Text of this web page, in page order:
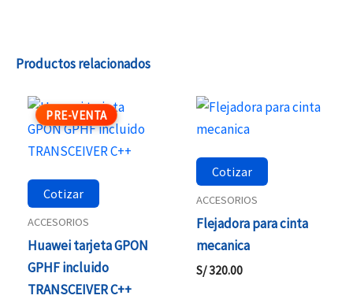
Productos relacionados
PRE-VENTA
Cotizar
ACCESORIOS
Huawei tarjeta GPON
GPHF incluido
TRANSCEIVER C++
Cotizar
ACCESORIOS
Flejadora para cinta
mecanica
S/320.00